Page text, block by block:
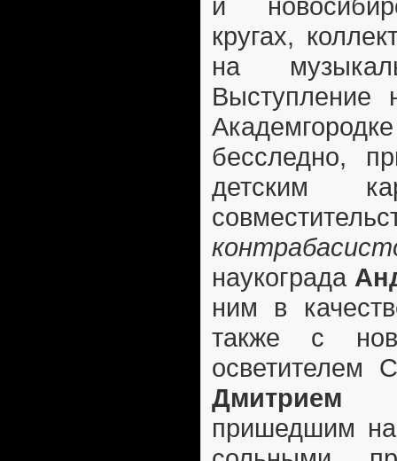
и
кругах,
на
Выступление
бесследно,
детским
наукограда
ним в
также с
осветителем
пришедшим